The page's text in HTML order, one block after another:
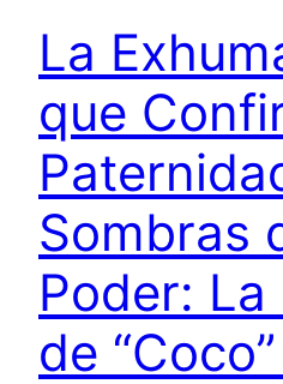
La
que
Sombras
Poder:
de